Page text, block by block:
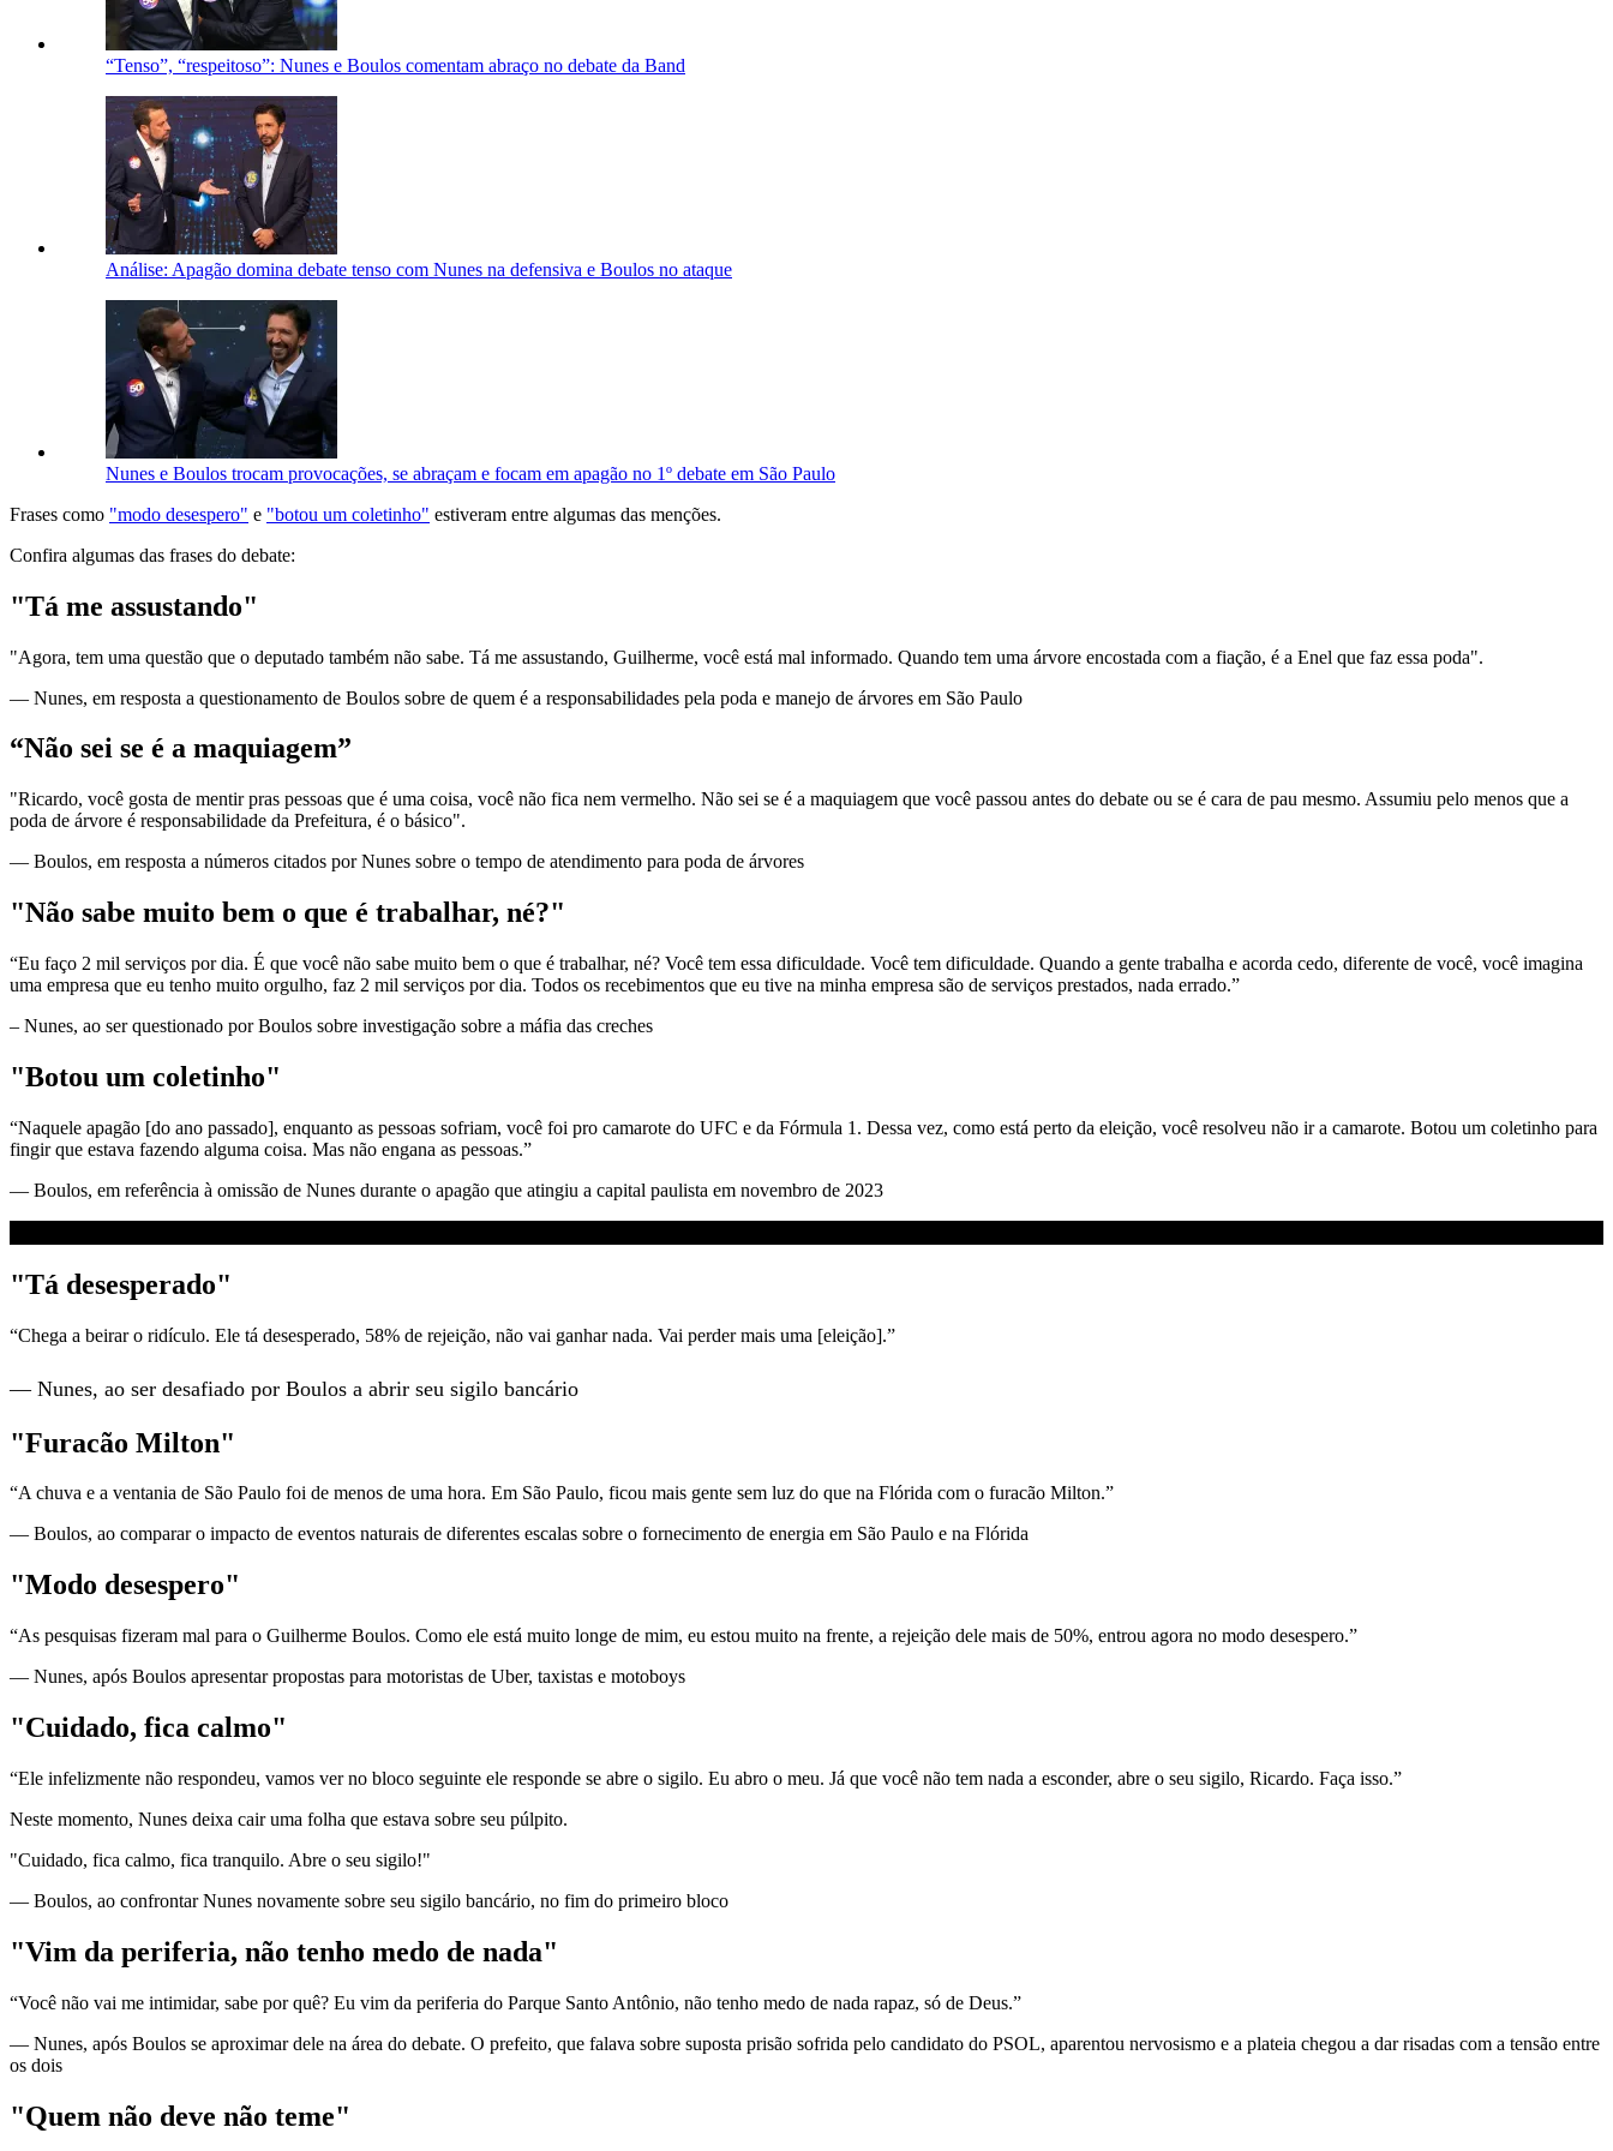
“Tenso”, “respeitoso”: Nunes e Boulos comentam abraço no debate da Band
Análise: Apagão domina debate tenso com Nunes na defensiva e Boulos no ataque
Nunes e Boulos trocam provocações, se abraçam e focam em apagão no 1º debate em São Paulo
Frases como "modo desespero" e "botou um coletinho" estiveram entre algumas das menções.
Confira algumas das frases do debate:
"Tá me assustando"
"Agora, tem uma questão que o deputado também não sabe. Tá me assustando, Guilherme, você está mal informado. Quando tem uma árvore encostada com a fiação, é a Enel que faz essa poda".
— Nunes, em resposta a questionamento de Boulos sobre de quem é a responsabilidades pela poda e manejo de árvores em São Paulo
“Não sei se é a maquiagem”
"Ricardo, você gosta de mentir pras pessoas que é uma coisa, você não fica nem vermelho. Não sei se é a maquiagem que você passou antes do debate ou se é cara de pau mesmo. Assumiu pelo menos que a
poda de árvore é responsabilidade da Prefeitura, é o básico".
— Boulos, em resposta a números citados por Nunes sobre o tempo de atendimento para poda de árvores
"Não sabe muito bem o que é trabalhar, né?"
“Eu faço 2 mil serviços por dia. É que você não sabe muito bem o que é trabalhar, né? Você tem essa dificuldade. Você tem dificuldade. Quando a gente trabalha e acorda cedo, diferente de você, você imagina
uma empresa que eu tenho muito orgulho, faz 2 mil serviços por dia. Todos os recebimentos que eu tive na minha empresa são de serviços prestados, nada errado.”
– Nunes, ao ser questionado por Boulos sobre investigação sobre a máfia das creches
"Botou um coletinho"
“Naquele apagão [do ano passado], enquanto as pessoas sofriam, você foi pro camarote do UFC e da Fórmula 1. Dessa vez, como está perto da eleição, você resolveu não ir a camarote. Botou um coletinho para
fingir que estava fazendo alguma coisa. Mas não engana as pessoas.”
— Boulos, em referência à omissão de Nunes durante o apagão que atingiu a capital paulista em novembro de 2023
"Tá desesperado"
“Chega a beirar o ridículo. Ele tá desesperado, 58% de rejeição, não vai ganhar nada. Vai perder mais uma [eleição].”
— Nunes, ao ser desafiado por Boulos a abrir seu sigilo bancário
"Furacão Milton"
“A chuva e a ventania de São Paulo foi de menos de uma hora. Em São Paulo, ficou mais gente sem luz do que na Flórida com o furacão Milton.”
— Boulos, ao comparar o impacto de eventos naturais de diferentes escalas sobre o fornecimento de energia em São Paulo e na Flórida
"Modo desespero"
“As pesquisas fizeram mal para o Guilherme Boulos. Como ele está muito longe de mim, eu estou muito na frente, a rejeição dele mais de 50%, entrou agora no modo desespero.”
— Nunes, após Boulos apresentar propostas para motoristas de Uber, taxistas e motoboys
"Cuidado, fica calmo"
“Ele infelizmente não respondeu, vamos ver no bloco seguinte ele responde se abre o sigilo. Eu abro o meu. Já que você não tem nada a esconder, abre o seu sigilo, Ricardo. Faça isso.”
Neste momento, Nunes deixa cair uma folha que estava sobre seu púlpito.
"Cuidado, fica calmo, fica tranquilo. Abre o seu sigilo!"
— Boulos, ao confrontar Nunes novamente sobre seu sigilo bancário, no fim do primeiro bloco
"Vim da periferia, não tenho medo de nada"
“Você não vai me intimidar, sabe por quê? Eu vim da periferia do Parque Santo Antônio, não tenho medo de nada rapaz, só de Deus.”
— Nunes, após Boulos se aproximar dele na área do debate. O prefeito, que falava sobre suposta prisão sofrida pelo candidato do PSOL, aparentou nervosismo e a plateia chegou a dar risadas com a tensão entre
os dois
"Quem não deve não teme"